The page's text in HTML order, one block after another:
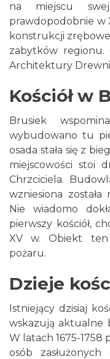
na miejscu swej
prawdopodobnie w
konstrukcji
zabytków regionu.
Architektury
Kościół w
Brusiek
wybudowano tu
osada stała się z
miejscowości stoi
Chrzciciela.
wzniesiona
Nie wiadomo
pierwszy kościół,
XV w. Obiekt ten
pożaru.
Dzieje
Istniejący dzisiaj
wskazują aktualne
W latach 1675-
osób zasłużonych